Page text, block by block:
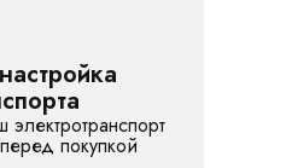
покупкой